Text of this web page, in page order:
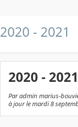
2020 - 2021
2020 - 2021
Par admin marius-
à jour le mardi 8